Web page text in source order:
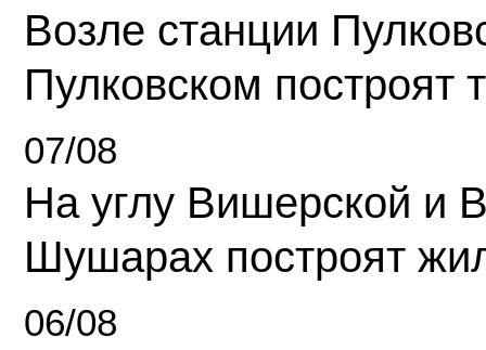
Возле станции
Пулковском построят
07/08
На углу Вишерской и
Шушарах построят
06/08